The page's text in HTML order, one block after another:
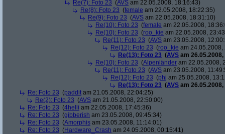
Re(7): Foto 23 (AVS am 22.05.2008, 18:16:43)
Re(8): Foto 23 (female am 22.05.2008, 18:22:35)
Re(9): Foto 23 (AVS am 22.05.2008, 18:31:10)
Re(10): Foto 23 (female am 22.05.2008,
Re(10): Foto 23 (roo_kie am 22.05.2008,
Re(11): Foto 23 (AVS am 23.05.2008,
Re(12): Foto 23 (roo_kie am 24.05.2008,
Re(13): Foto 23 (AVS am
Re(10): Foto 23 (Alpenländer am 22.05.2008,
Re(11): Foto 23 (AVS am 23.05.2008,
Re(12): Foto 23 (phj am 25.05.2008,
Re(13): Foto 23 (AVS am
Re: Foto 23 (paddit am 21.05.2008, 22:04:25)
Re(2): Foto 23 (AVS am 21.05.2008, 22:50:00)
Re: Foto 23 (4helli am 22.05.2008, 17:45:36)
Re: Foto 23 (gibberish am 23.05.2008, 09:45:34)
Re: Foto 23 (Amorphis am 23.05.2008, 11:14:01)
Re: Foto 23 (Hardware_Crash am 24.05.2008, 00:15:41)